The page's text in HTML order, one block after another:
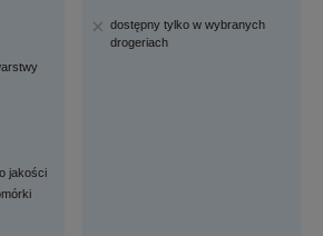
jakości
dostępny tylko w wybranych
drogeriach